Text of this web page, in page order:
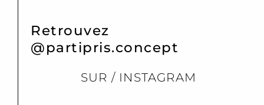
Retrouvez
@partipris.concept
SUR / INSTAGRAM